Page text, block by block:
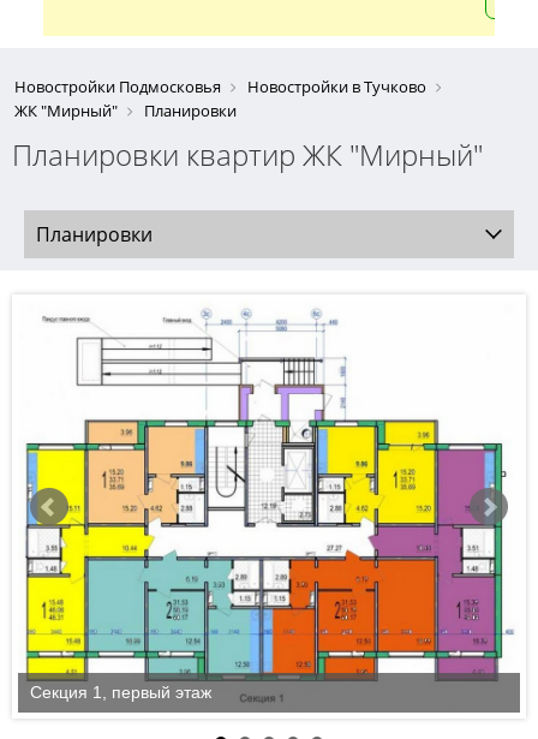
Новостройки Подмосковья
Новостройки в Тучково
ЖК "Мирный"
Планировки
Планировки квартир ЖК "Мирный"
Планировки
Секция 1, первый этаж